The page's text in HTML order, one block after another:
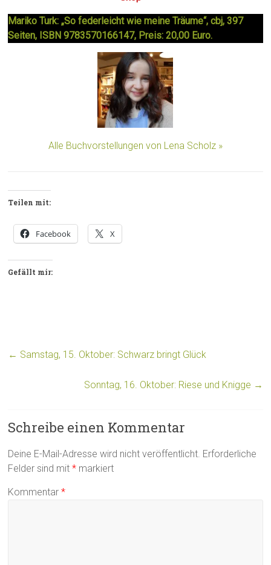
Mariko Turk: „So federleicht wie meine Träume“, cbj, 397
Seiten, ISBN 9783570166147, Preis: 20,00 Euro.
Alle Buchvorstellungen von Lena Scholz »
Teilen mit:
Facebook X
Gefällt mir:
← Samstag, 15. Oktober: Schwarz bringt Glück
Sonntag, 16. Oktober: Riese und Knigge →
Schreibe einen Kommentar
Deine E-Mail-Adresse wird nicht veröffentlicht. Erforderliche
Felder sind mit* markiert
Kommentar*